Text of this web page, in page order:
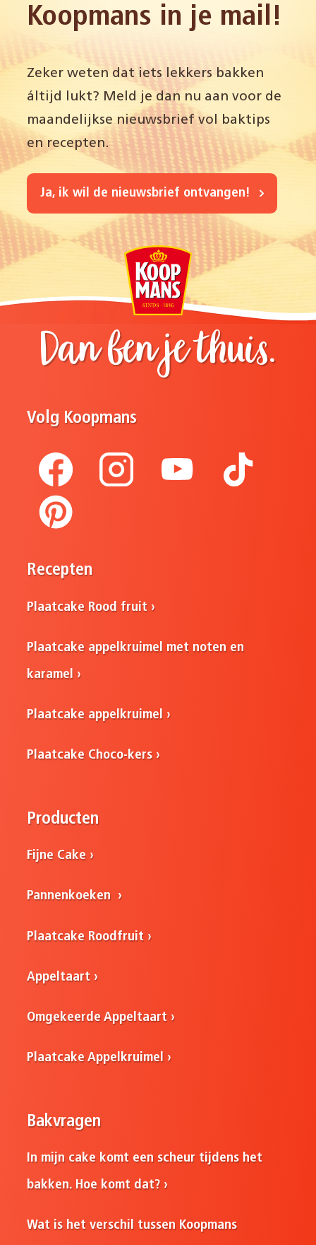
Koopmans in je mail!
Zeker weten dat iets lekkers bakken
áltijd lukt? Meld je dan nu aan voor de
maandelijkse nieuwsbrief vol baktips
en recepten.
Ja, ik wil de nieuwsbrief ontvangen!
Dan ben je thuis.
Volg Koopmans
Recepten
Plaatcake Rood fruit
Plaatcake appelkruimel met noten en
karamel
Plaatcake appelkruimel
Plaatcake Choco-kers
Producten
Fijne Cake
Pannenkoeken
Plaatcake Roodfruit
Appeltaart
Omgekeerde Appeltaart
Plaatcake Appelkruimel
Bakvragen
In mijn cake komt een scheur tijdens het
bakken. Hoe komt dat?
Wat is het verschil tussen Koopmans